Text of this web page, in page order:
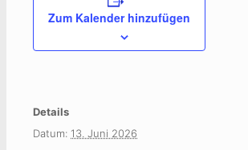
Zum Kalender hinzufügen
Details
Datum: 13. Juni 2026